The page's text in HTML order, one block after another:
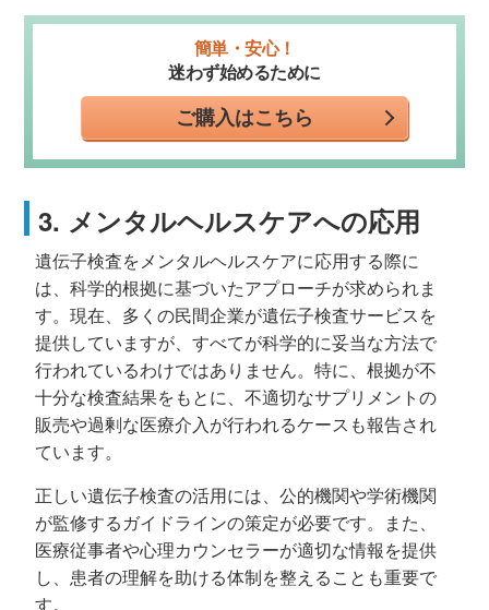
簡単・安心！
迷わず始めるために
ご購入はこちら
3. メンタルヘルスケアへの応用
遺伝子検査をメンタルヘルスケアに応用する際に
は、科学的根拠に基づいたアプローチが求められま
す。現在、多くの民間企業が遺伝子検査サービスを
提供していますが、すべてが科学的に妥当な方法で
行われているわけではありません。特に、根拠が不
十分な検査結果をもとに、不適切なサプリメントの
販売や過剰な医療介入が行われるケースも報告され
ています。
正しい遺伝子検査の活用には、公的機関や学術機関
が監修するガイドラインの策定が必要です。また、
医療従事者や心理カウンセラーが適切な情報を提供
し、患者の理解を助ける体制を整えることも重要で
す。